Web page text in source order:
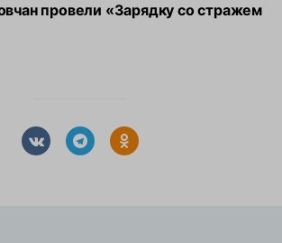
провели «Зарядку со стражем